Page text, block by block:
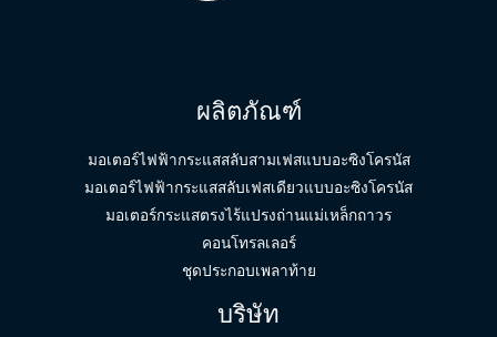
ผลิตภัณฑ์
มอเตอร์ไฟฟ้ากระแสสลับสามเฟสแบบอะซิงโครนัส
มอเตอร์ไฟฟ้ากระแสสลับเฟสเดียวแบบอะซิงโครนัส
มอเตอร์กระแสตรงไร้แปรงถ่านแม่เหล็กถาวร
คอนโทรลเลอร์
ชุดประกอบเพลาท้าย
บริษัท